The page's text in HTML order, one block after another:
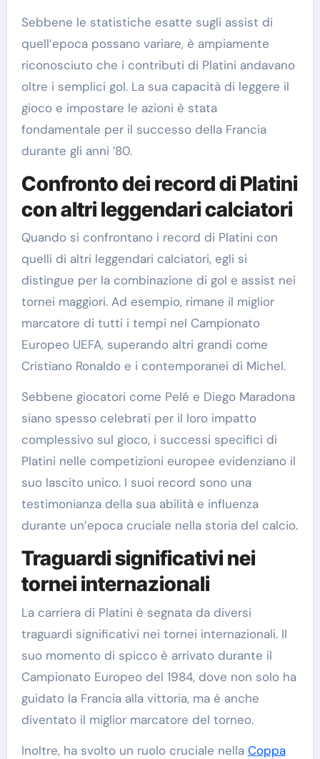
Sebbene le statistiche esatte sugli assist di
quell’epoca possano variare, è ampiamente
riconosciuto che i contributi di Platini andavano
oltre i semplici gol. La sua capacità di leggere il
gioco e impostare le azioni è stata
fondamentale per il successo della Francia
durante gli anni ’80.
Confronto dei record di Platini
con altri leggendari calciatori
Quando si confrontano i record di Platini con
quelli di altri leggendari calciatori, egli si
distingue per la combinazione di gol e assist nei
tornei maggiori. Ad esempio, rimane il miglior
marcatore di tutti i tempi nel Campionato
Europeo UEFA, superando altri grandi come
Cristiano Ronaldo e i contemporanei di Michel.
Sebbene giocatori come Pelé e Diego Maradona
siano spesso celebrati per il loro impatto
complessivo sul gioco, i successi specifici di
Platini nelle competizioni europee evidenziano il
suo lascito unico. I suoi record sono una
testimonianza della sua abilità e influenza
durante un’epoca cruciale nella storia del calcio.
Traguardi significativi nei
tornei internazionali
La carriera di Platini è segnata da diversi
traguardi significativi nei tornei internazionali. Il
suo momento di spicco è arrivato durante il
Campionato Europeo del 1984, dove non solo ha
guidato la Francia alla vittoria, ma è anche
diventato il miglior marcatore del torneo.
Inoltre, ha svolto un ruolo cruciale nella Coppa